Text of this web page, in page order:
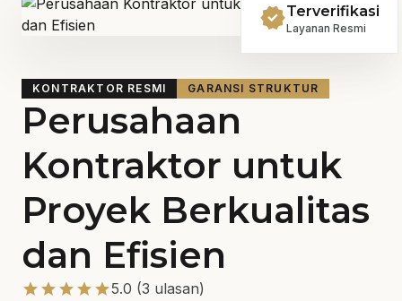
verifiedTerverifikasi
Layanan Resmi
KONTRAKTOR RESMI GARANSI STRUKTUR
Perusahaan
Kontraktor untuk
Proyek Berkualitas
dan Efisien
starstarstarstarstar5.0 (3 ulasan)